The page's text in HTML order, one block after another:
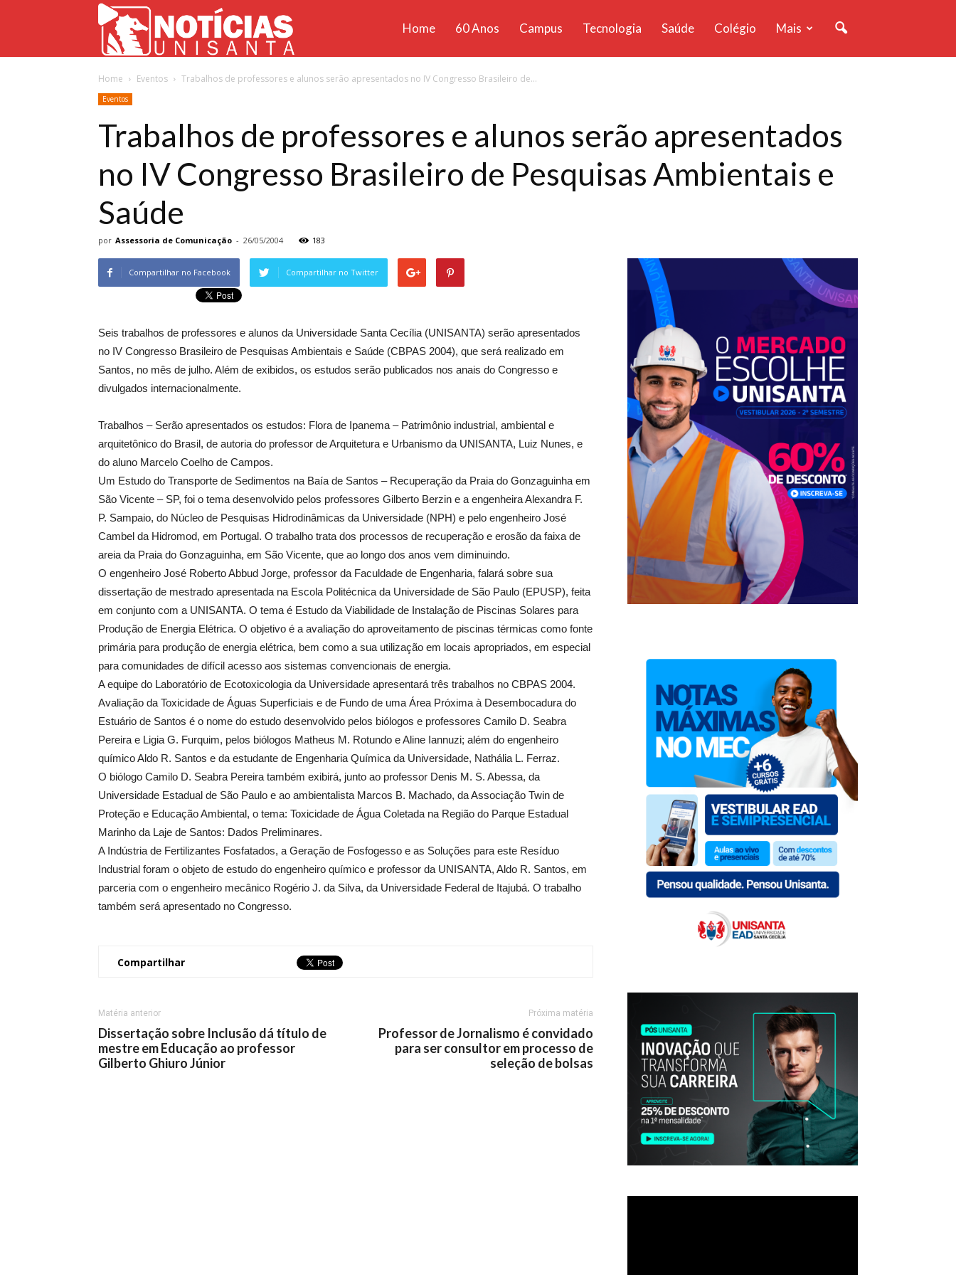
Unisanta
Home 60 Anos Campus Tecnologia Saúde Colégio Mais
Home Eventos Trabalhos de professores e alunos serão apresentados no IV Congresso Brasileiro de...
Eventos
Trabalhos de professores e alunos serão apresentados
no IV Congresso Brasileiro de Pesquisas Ambientais e
Saúde
por Assessoria de Comunicação - 26/05/2004 183
Compartilhar no Facebook Compartilhar no Twitter
Seis trabalhos de professores e alunos da Universidade Santa Cecília (UNISANTA) serão apresentados
no IV Congresso Brasileiro de Pesquisas Ambientais e Saúde (CBPAS 2004), que será realizado em
Santos, no mês de julho. Além de exibidos, os estudos serão publicados nos anais do Congresso e
divulgados internacionalmente.
Trabalhos – Serão apresentados os estudos: Flora de Ipanema – Patrimônio industrial, ambiental e
arquitetônico do Brasil, de autoria do professor de Arquitetura e Urbanismo da UNISANTA, Luiz Nunes, e
do aluno Marcelo Coelho de Campos.
Um Estudo do Transporte de Sedimentos na Baía de Santos – Recuperação da Praia do Gonzaguinha em
São Vicente – SP, foi o tema desenvolvido pelos professores Gilberto Berzin e a engenheira Alexandra F.
P. Sampaio, do Núcleo de Pesquisas Hidrodinâmicas da Universidade (NPH) e pelo engenheiro José
Cambel da Hidromod, em Portugal. O trabalho trata dos processos de recuperação e erosão da faixa de
areia da Praia do Gonzaguinha, em São Vicente, que ao longo dos anos vem diminuindo.
O engenheiro José Roberto Abbud Jorge, professor da Faculdade de Engenharia, falará sobre sua
dissertação de mestrado apresentada na Escola Politécnica da Universidade de São Paulo (EPUSP), feita
em conjunto com a UNISANTA. O tema é Estudo da Viabilidade de Instalação de Piscinas Solares para
Produção de Energia Elétrica. O objetivo é a avaliação do aproveitamento de piscinas térmicas como fonte
primária para produção de energia elétrica, bem como a sua utilização em locais apropriados, em especial
para comunidades de difícil acesso aos sistemas convencionais de energia.
A equipe do Laboratório de Ecotoxicologia da Universidade apresentará três trabalhos no CBPAS 2004.
Avaliação da Toxicidade de Águas Superficiais e de Fundo de uma Área Próxima à Desembocadura do
Estuário de Santos é o nome do estudo desenvolvido pelos biólogos e professores Camilo D. Seabra
Pereira e Ligia G. Furquim, pelos biólogos Matheus M. Rotundo e Aline Iannuzi; além do engenheiro
químico Aldo R. Santos e da estudante de Engenharia Química da Universidade, Nathália L. Ferraz.
O biólogo Camilo D. Seabra Pereira também exibirá, junto ao professor Denis M. S. Abessa, da
Universidade Estadual de São Paulo e ao ambientalista Marcos B. Machado, da Associação Twin de
Proteção e Educação Ambiental, o tema: Toxicidade de Água Coletada na Região do Parque Estadual
Marinho da Laje de Santos: Dados Preliminares.
A Indústria de Fertilizantes Fosfatados, a Geração de Fosfogesso e as Soluções para este Resíduo
Industrial foram o objeto de estudo do engenheiro químico e professor da UNISANTA, Aldo R. Santos, em
parceria com o engenheiro mecânico Rogério J. da Silva, da Universidade Federal de Itajubá. O trabalho
também será apresentado no Congresso.
Compartilhar
Matéria anterior
Dissertação sobre Inclusão dá título de
mestre em Educação ao professor
Gilberto Ghiuro Júnior
Próxima matéria
Professor de Jornalismo é convidado
para ser consultor em processo de
seleção de bolsas